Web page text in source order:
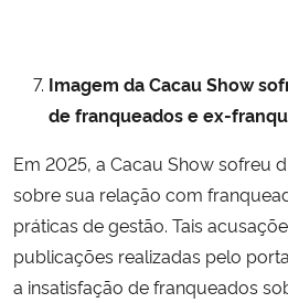
Imagem da Cacau Show
de franqueados e ex-
Em 2025, a Cacau Show sofreu
sobre sua relação com
práticas de gestão. Tais
publicações realizadas pelo
a insatisfação de franqueados